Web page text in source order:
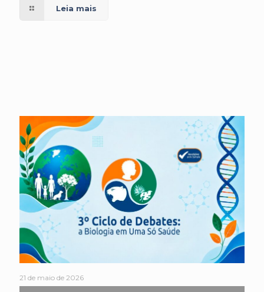
Leia mais
21 de maio de 2026